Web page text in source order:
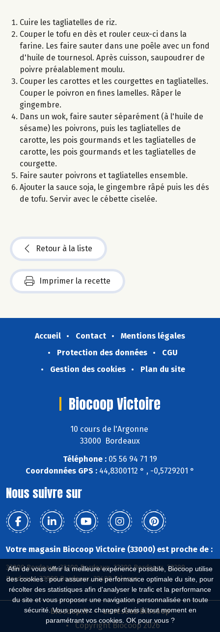
Afin de vous offrir la meilleure expérience possible, Biocoop utilise
des cookies : pour assurer une performance optimale du site, pour
récolter des statistiques afin d'analyser le trafic et la performance
du site et vous proposer une navigation personnalisée en toute
sécurité. Vous pouvez changer d'avis à tout moment en
paramétrant vos cookies. OK pour vous ?
Cuire les tagliatelles de riz.
Couper le tofu en dès et rouler ceux-ci dans la
farine. Les faire sauter dans une poêle avec un fond
d'huile de tournesol. Après cuisson, saupoudrer de
poivre préalablement moulu.
Couper les carottes et les courgettes en tagliatelles.
Couper le poivron en fines lamelles. Râper le
gingembre.
Dans un wok, faire sauter séparément (à l'huile de
sésame) les poivrons, puis les tagliatelles de
carotte, les pois gourmands et les tagliatelles de
carotte, les pois gourmands et les tagliatelles de
courgette.
Faire sauter poivrons et tagliatelles ensemble.
Ajouter la sauce soja, le gingembre râpé puis les dés
de tofu. Servir avec le cébette ciselée.
Retour à la liste
Imprimer la recette
Accueil Contact
Mentions légales
Protection des données
CGU
Gestion des cookies
Plan du site
Biocoop Victoire
10 cours de l'Argonne
33000 Bordeaux
Téléphone : 05 56 94 71 19
Coordonnées GPS : 44,8300112 ° , -0,5729201 °
Nous suivre sur
Votre magasin Biocoop Victoire (33000) est proche de :
33000 Bordeaux, 33100 Bordeaux, 33200 Bordeaux, 33300
Bordeaux, 33800 Bordeaux, 33400 Talence
Biocoop.fr
Le réseau Biocoop
Copyright Biocoop 2026